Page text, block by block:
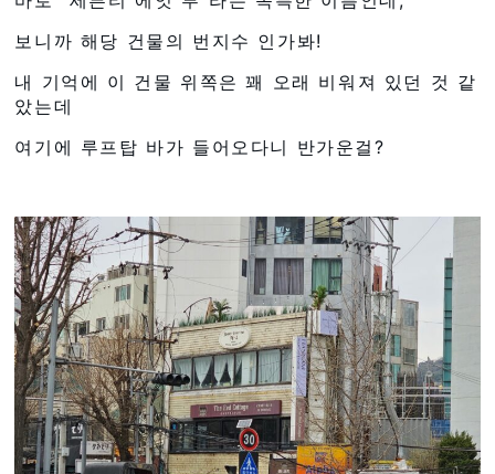
보니까 해당 건물의 번지수 인가봐!
내 기억에 이 건물 위쪽은 꽤 오래 비워져 있던 것 같
았는데
여기에 루프탑 바가 들어오다니 반가운걸?